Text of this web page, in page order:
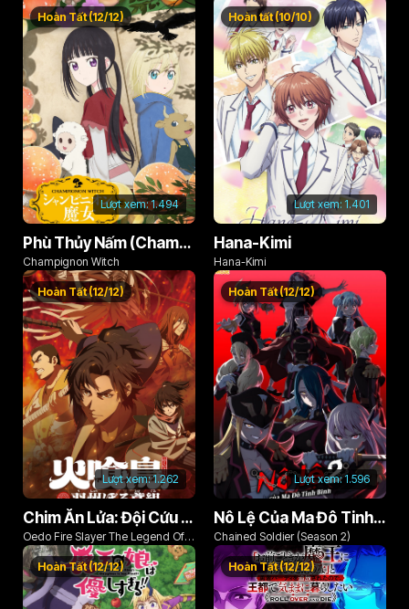
Lượt xem:1.494
Hoàn Tất (12/12)
Phù Thủy Nấm (Champignon no Majo)
Champignon Witch
Lượt xem: 1.401
Hoàn tất (10/10)
Hana-Kimi
Hana-Kimi
Lượt xem:1.262
Hoàn Tất (12/12)
Chim Ăn Lửa: Đội Cứu Hỏa Rách Rưới Vùng Ushu
Oedo Fire Slayer The Legend Of
Phoenix
Lượt xem:1.596
Hoàn Tất (12/12)
Nô Lệ Của Ma Đô Tinh Binh (Phần 2)
Chained Soldier (Season 2)
Hoàn Tất (12/12) Hoàn Tất (12/12)